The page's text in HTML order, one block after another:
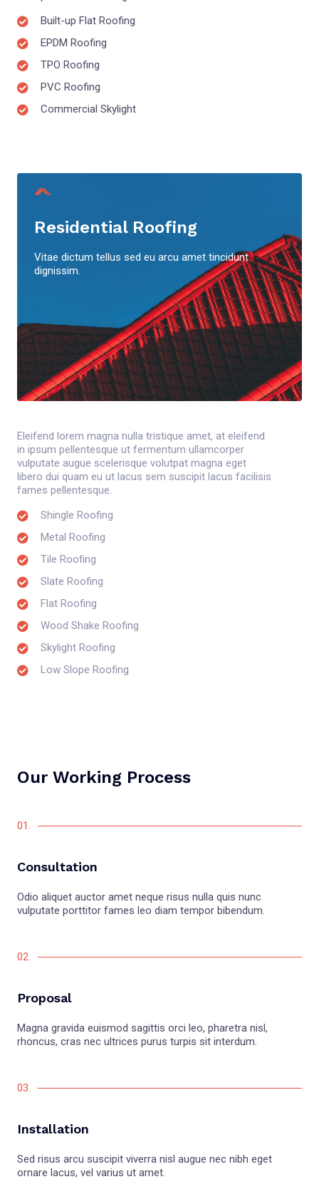
Built-up Flat Roofing
EPDM Roofing
TPO Roofing
PVC Roofing
Commercial Skylight
Residential Roofing
Vitae dictum tellus sed eu arcu amet tincidunt
dignissim.
Eleifend lorem magna nulla tristique amet, at eleifend
in ipsum pellentesque ut fermentum ullamcorper
vulputate augue scelerisque volutpat magna eget
libero dui quam eu ut lacus sem suscipit lacus facilisis
fames pellentesque.
Shingle Roofing
Metal Roofing
Tile Roofing
Slate Roofing
Flat Roofing
Wood Shake Roofing
Skylight Roofing
Low Slope Roofing
Our Working Process
01.
Consultation
Odio aliquet auctor amet neque risus nulla quis nunc
vulputate porttitor fames leo diam tempor bibendum.
02.
Proposal
Magna gravida euismod sagittis orci leo, pharetra nisl,
rhoncus, cras nec ultrices purus turpis sit interdum.
03.
Installation
Sed risus arcu suscipit viverra nisl augue nec nibh eget
ornare lacus, vel varius ut amet.